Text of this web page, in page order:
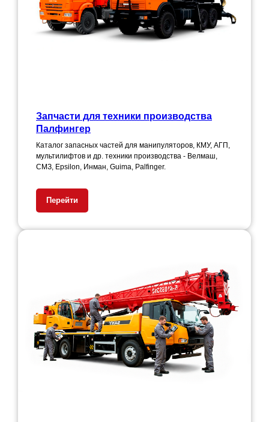
Запчасти для техники производства
Палфингер
Каталог запасных частей для манипуляторов, КМУ, АГП,
мультилифтов и др. техники производства - Велмаш,
СМЗ, Epsilon, Инман, Guima, Palfinger.
Перейти